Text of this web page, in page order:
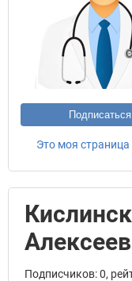
Подписаться
Это моя страница
Подписчиков: 0,